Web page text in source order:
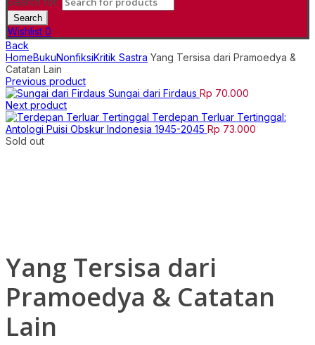
Search
Wishlist 0
Back
HomeBukuNonfiksiKritik Sastra Yang Tersisa dari Pramoedya &
Catatan Lain
Previous product
Sungai dari Firdaus Rp 70.000
Next product
Terdepan Terluar Tertinggal:
Antologi Puisi Obskur Indonesia 1945-2045 Rp 73.000
Sold out
Yang Tersisa dari
Pramoedya & Catatan
Lain